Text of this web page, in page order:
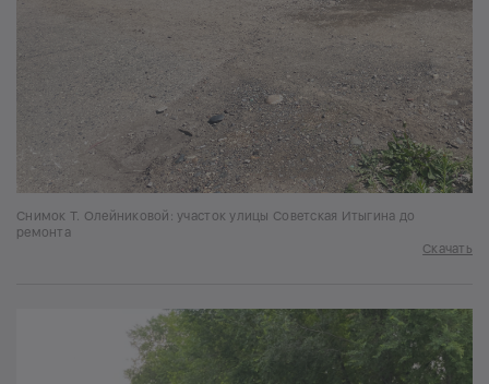
Снимок Т. Олейниковой: участок улицы Советская Итыгина до
ремонта
Скачать